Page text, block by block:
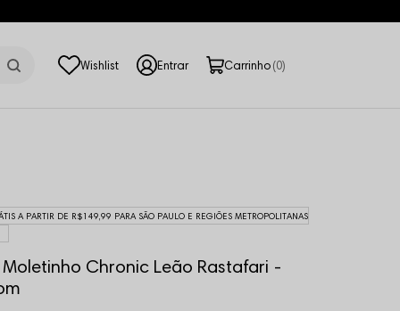
0
A PARTIR DE R$149,99 PARA SÃO PAULO E REGIÕES METROPOLITANAS
Moletinho Chronic Leão Rastafari -